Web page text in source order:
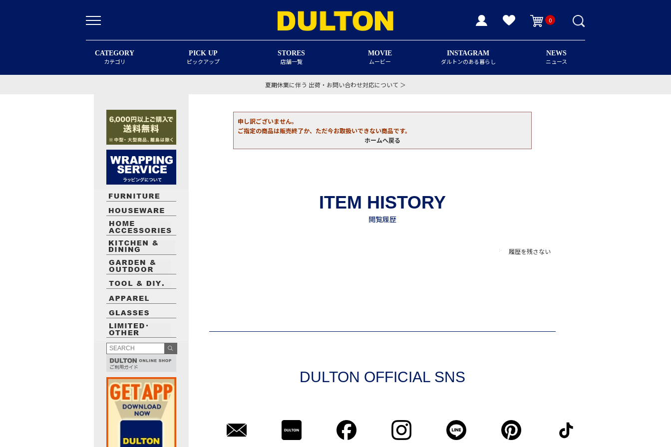
0
CATEGORY
カテゴリ
PICK UP
ピックアップ
STORES
店舗一覧
MOVIE
ムービー
INSTAGRAM
ダルトンのある暮らし
NEWS
ニュース
夏期休業に伴う 出荷・お問い合わせ対応について ＞
申し訳ございません。
ご指定の商品は販売終了か、ただ今お取扱いできない商品です。
ホームへ戻る
履歴を残さない
DULTON OFFICIAL SNS